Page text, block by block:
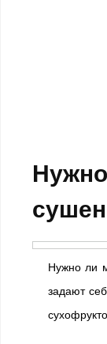
Нужно ли
задают